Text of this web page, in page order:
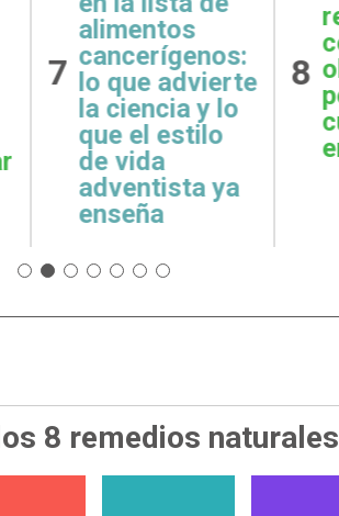
realistas:
cómo definir
objetivos
posibles y
cuidar la salud
emocional
9
qué
la
8 remedios naturales